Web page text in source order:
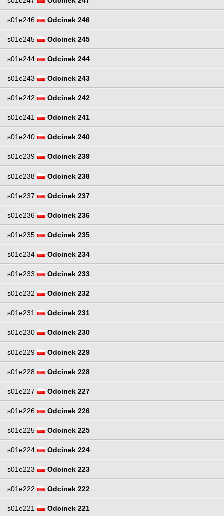
s01e246 Odcinek 246
s01e245 Odcinek 245
s01e244 Odcinek 244
s01e243 Odcinek 243
s01e242 Odcinek 242
s01e241 Odcinek 241
s01e240 Odcinek 240
s01e239 Odcinek 239
s01e238 Odcinek 238
s01e237 Odcinek 237
s01e236 Odcinek 236
s01e235 Odcinek 235
s01e234 Odcinek 234
s01e233 Odcinek 233
s01e232 Odcinek 232
s01e231 Odcinek 231
s01e230 Odcinek 230
s01e229 Odcinek 229
s01e228 Odcinek 228
s01e227 Odcinek 227
s01e226 Odcinek 226
s01e225 Odcinek 225
s01e224 Odcinek 224
s01e223 Odcinek 223
s01e222 Odcinek 222
s01e221 Odcinek 221